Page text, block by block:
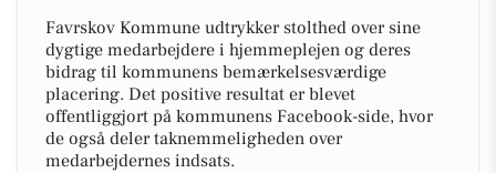
Favrskov Kommune udtrykker stolthed over sine
dygtige medarbejdere i hjemmeplejen og deres
bidrag til kommunens bemærkelsesværdige
placering. Det positive resultat er blevet
offentliggjort på kommunens Facebook-side, hvor
de også deler taknemmeligheden over
medarbejdernes indsats.